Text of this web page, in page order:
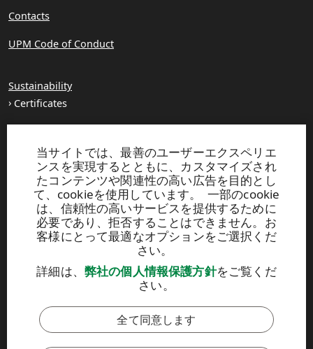
当サイトでは、最善のユーザーエクスペリエ
ンスを実現するとともに、カスタマイズされ
たコンテンツや関連性の高い広告を目的とし
て、cookieを使用しています。 一部のcookie
は、信頼性の高いサービスを提供するために
必要であり、拒否することはできません。お
客様にとって最適なオプションをご選択くだ
さい。
詳細は、 弊社の個人情報保護方針をご覧くだ
さい。
全て同意します
Contacts
UPM Code of Conduct
Sustainability
Certificates
About us
Production units
Brochures
UPM TIMBER
Peltokatu 26 C, 5th floor
FI-33101 Tampere, Finland
Tel. +358 204 15 113
このサイトはreCAPTCHAによって保護されており、
Googleのプラ
ーポリシーおよび利用規約が適用されます。